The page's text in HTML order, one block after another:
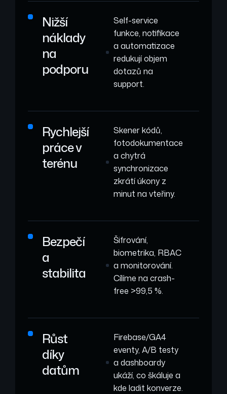
Nižší
náklady
na
podporu
Self-service
funkce, notifikace
a automatizace
redukují objem
dotazů na
support.
Rychlejší
práce v
terénu
Skener kódů,
fotodokumentace
a chytrá
synchronizace
zkrátí úkony z
minut na vteřiny.
Bezpečí
a
stabilita
Šifrování,
biometrika, RBAC
a monitorování.
Cílíme na crash-
free >99,5 %.
Růst
díky
datům
Firebase/GA4
eventy, A/B testy
a dashboardy
ukáží, co škáluje a
kde ladit konverze.